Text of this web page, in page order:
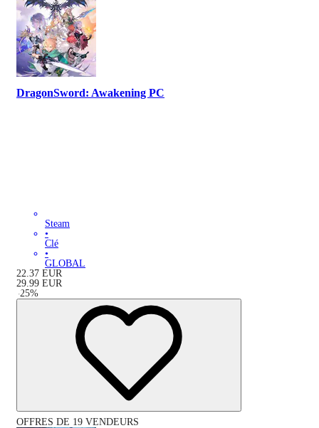
DragonSword: Awakening PC
Steam
•
Clé
•
GLOBAL
22.37 EUR
29.99 EUR
-25%
OFFRES DE 19 VENDEURS